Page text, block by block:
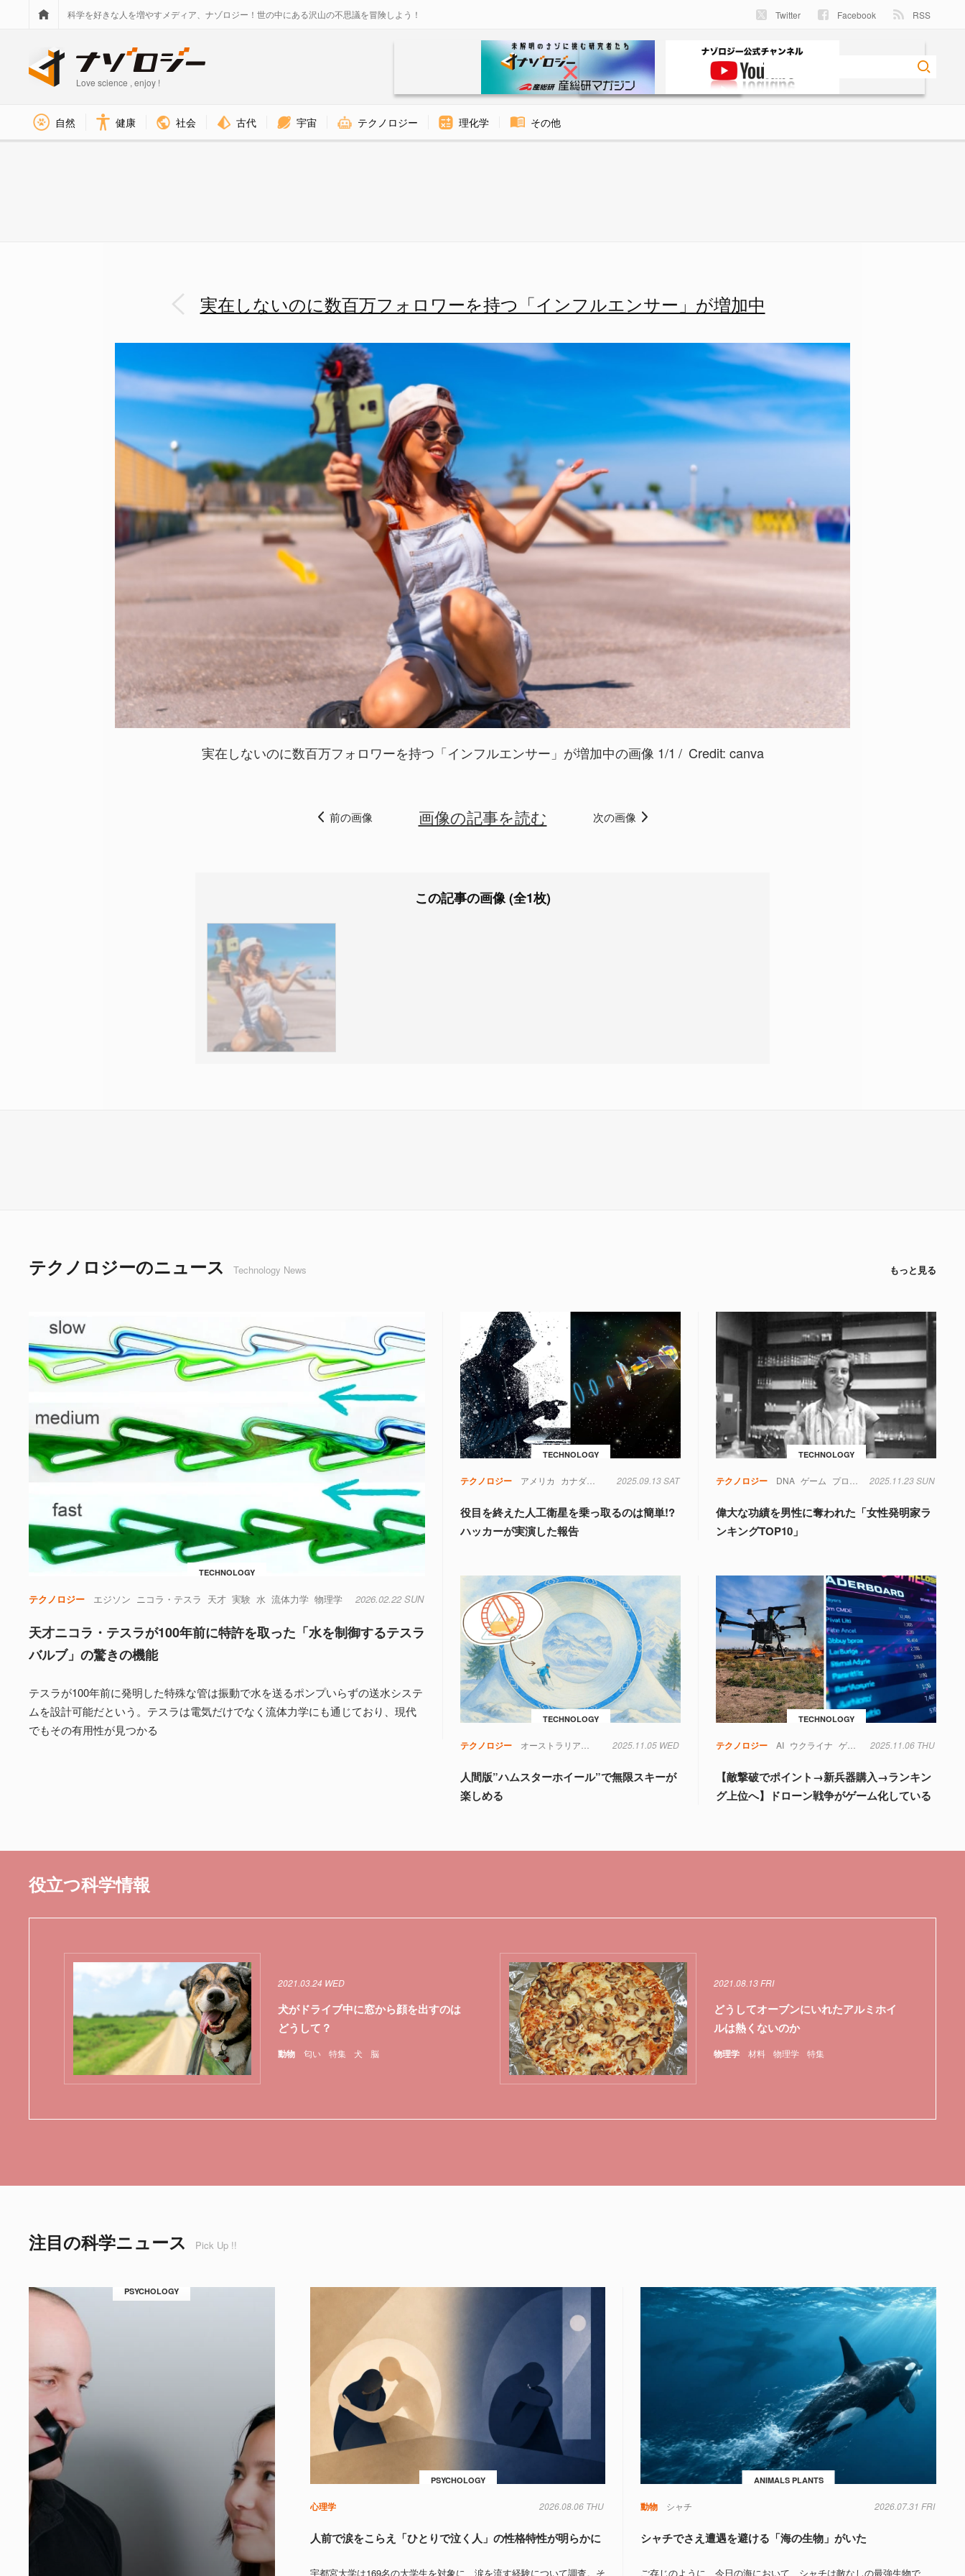
科学を好きな人を増やすメディア、ナゾロジー！世の中にある沢山の不思議を冒険しよう！ Twitter Facebook RSS
Love science , enjoy !
自然 健康 社会 古代 宇宙 テクノロジー 理化学 その他
実在しないのに数百万フォロワーを持つ「インフルエンサー」が増加中
実在しないのに数百万フォロワーを持つ「インフルエンサー」が増加中の画像 1/1 Credit: canva
前の画像 画像の記事を読む 次の画像
この記事の画像 (全1枚)
テクノロジーのニュース Technology News もっと見る
TECHNOLOGY
テクノロジー エジソン ニコラ・テスラ 天才 実験 水 流体力学 物理学 2026.02.22 SUN
天才ニコラ・テスラが100年前に特許を取った「水を制御するテスラ
バルブ」の驚きの機能
テスラが100年前に発明した特殊な管は振動で水を送るポンプいらずの送水システ
ムを設計可能だという。テスラは電気だけでなく流体力学にも通じており、現代
でもその有用性が見つかる
TECHNOLOGY
テクノロジー アメリカ カナダ コンピュータ 軍事
2025.09.13 SAT
役目を終えた人工衛星を乗っ取るのは簡単!?
ハッカーが実演した報告
TECHNOLOGY
テクノロジー DNA ゲーム プログラミング ボードゲーム
2025.11.23 SUN
偉大な功績を男性に奪われた「女性発明家ラ
ンキングTOP10」
TECHNOLOGY
テクノロジー スポーツ 氷
2025.11.05 WED
人間版”ハムスターホイール”で無限スキーが
楽しめる
TECHNOLOGY
テクノロジー AI ウクライナ ゲーム ドローン ランキング
2025.11.06 THU
【敵撃破でポイント→新兵器購入→ランキン
グ上位へ】ドローン戦争がゲーム化している
役立つ科学情報
動物 匂い 特集 犬 脳
2021.03.24 WED
犬がドライブ中に窓から顔を出すのは
どうして？
物理学 材料 物理学 特集
2021.08.13 FRI
どうしてオーブンにいれたアルミホイ
ルは熱くないのか
注目の科学ニュース Pick Up !!
PSYCHOLOGY
PSYCHOLOGY
心理学 2026.08.06 THU
人前で涙をこらえ「ひとりで泣く人」の性格特性が明らかに
宇都宮大学は169名の大学生を対象に、涙を流す経験について調査。そ
ANIMALS PLANTS
動物 シャチ 2026.07.31 FRI
シャチでさえ遭遇を避ける「海の生物」がいた
ご存じのように、今日の海において、シャチは敵なしの最強生物で